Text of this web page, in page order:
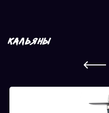
КАЛЬЯНЫ